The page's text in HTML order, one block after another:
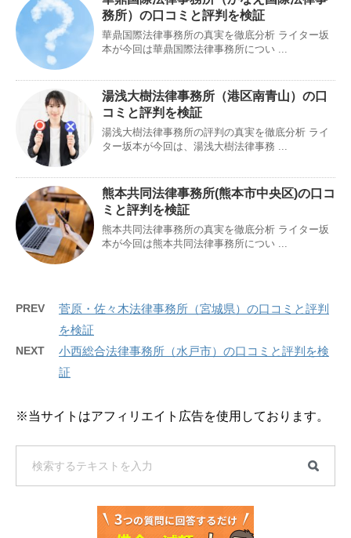
務所）の口コミと評判を検証
華鼎国際法律事務所の真実を徹底分析 ライター坂
本が今回は華鼎国際法律事務所につい ...
湯浅大樹法律事務所（港区南青山）の口
コミと評判を検証
湯浅大樹法律事務所の評判の真実を徹底分析 ライ
ター坂本が今回は、湯浅大樹法律事務 ...
熊本共同法律事務所(熊本市中央区)の口コ
ミと評判を検証
熊本共同法律事務所の真実を徹底分析 ライター坂
本が今回は熊本共同法律事務所につい ...
PREV
菅原・佐々木法律事務所（宮城県）の口コミと評判
を検証
NEXT
小西総合法律事務所（水戸市）の口コミと評判を検
証
※当サイトはアフィリエイト広告を使用しております。